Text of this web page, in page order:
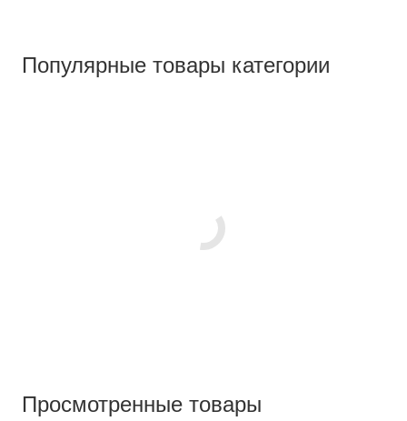
Популярные товары категории
Просмотренные товары